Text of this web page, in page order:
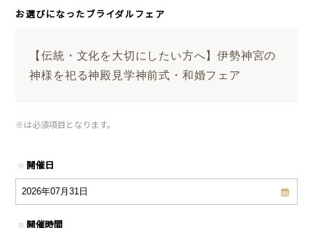
お選びになったブライダルフェア
【伝統・文化を大切にしたい方へ】伊勢神宮の
神様を祀る神殿見学神前式・和婚フェア
※は必須項目となります。
※ 開催日
※ 開催時間